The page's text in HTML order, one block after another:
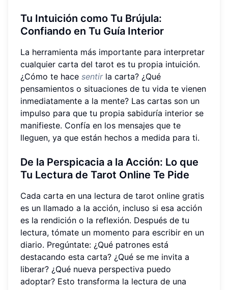
Tu Intuición como Tu Brújula:
Confiando en Tu Guía Interior
La herramienta más importante para interpretar
cualquier carta del tarot es tu propia intuición.
¿Cómo te hace sentirla carta? ¿Qué
pensamientos o situaciones de tu vida te vienen
inmediatamente a la mente? Las cartas son un
impulso para que tu propia sabiduría interior se
manifieste. Confía en los mensajes que te
lleguen, ya que están hechos a medida para ti.
De la Perspicacia a la Acción: Lo que
Tu Lectura de Tarot Online Te Pide
Cada carta en una lectura de tarot online gratis
es un llamado a la acción, incluso si esa acción
es la rendición o la reflexión. Después de tu
lectura, tómate un momento para escribir en un
diario. Pregúntate: ¿Qué patrones está
destacando esta carta? ¿Qué se me invita a
liberar? ¿Qué nueva perspectiva puedo
adoptar? Esto transforma la lectura de una